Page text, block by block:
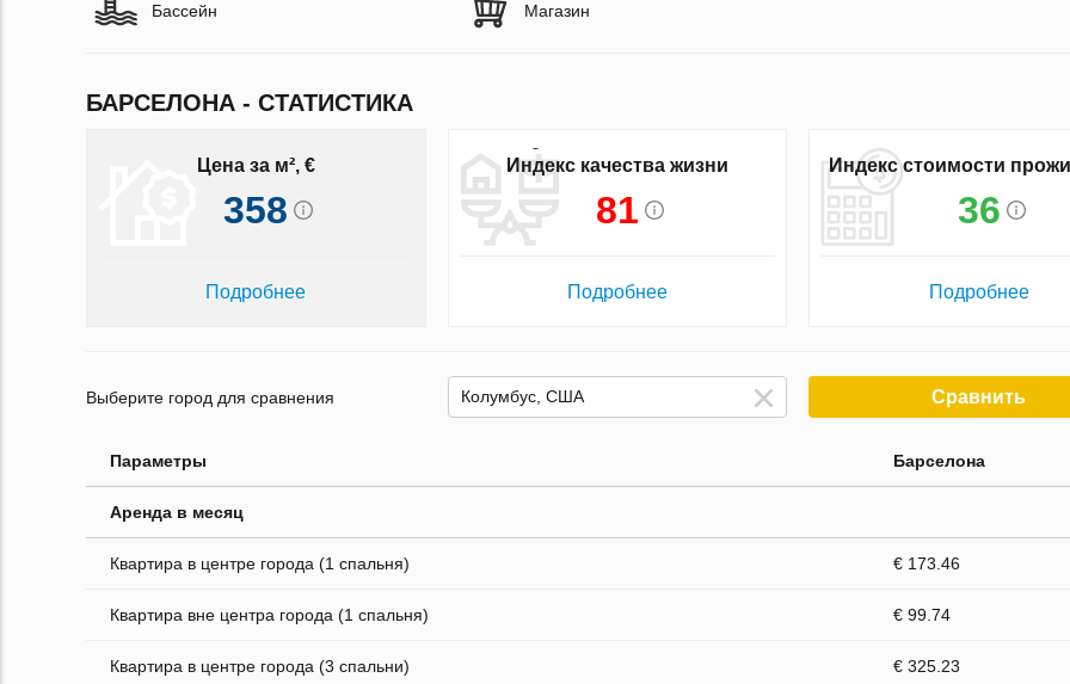
Бассейн Магазин
БАРСЕЛОНА - СТАТИСТИКА
Цена за м², €
358
Подробнее
Индекс качества жизни
81
Подробнее
Индекс стоимости
36
Подробнее
Выберите город для сравнения Сравнить
Параметры Барселона
Аренда в месяц
Квартира в центре города (1 спальня) € 173.46
Квартира вне центра города (1 спальня) € 99.74
Квартира в центре города (3 спальни) € 325.23